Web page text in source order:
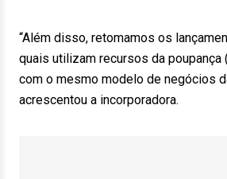
“Além disso, retomamos os
quais utilizam recursos da
com o mesmo modelo de negócios
acrescentou a incorporadora.